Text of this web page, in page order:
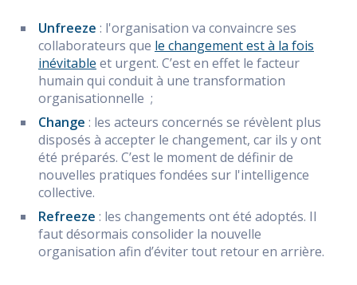
Unfreeze : l'organisation va convaincre ses
collaborateurs que le changement est à la fois
inévitable et urgent. C’est en effet le facteur
humain qui conduit à une transformation
organisationnelle ;
Change : les acteurs concernés se révèlent plus
disposés à accepter le changement, car ils y ont
été préparés. C’est le moment de définir de
nouvelles pratiques fondées sur l'intelligence
collective.
Refreeze : les changements ont été adoptés. Il
faut désormais consolider la nouvelle
organisation afin d’éviter tout retour en arrière.